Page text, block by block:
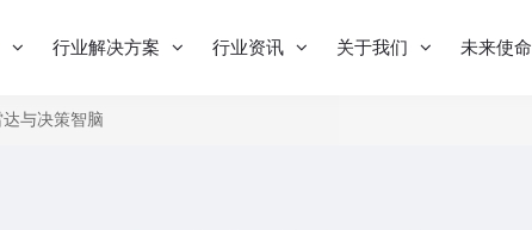
行业解决方案 行业资讯 关于我们 未来使命
与决策智脑